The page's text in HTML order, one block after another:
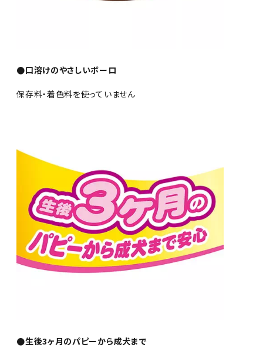
●口溶けのやさしいボーロ
保存料・着色料を使っていません
●生後3ヶ月のパピーから成犬まで